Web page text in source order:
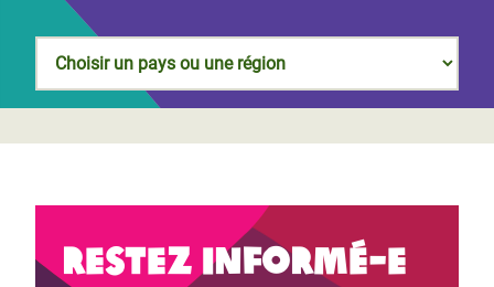
Restez informé-e